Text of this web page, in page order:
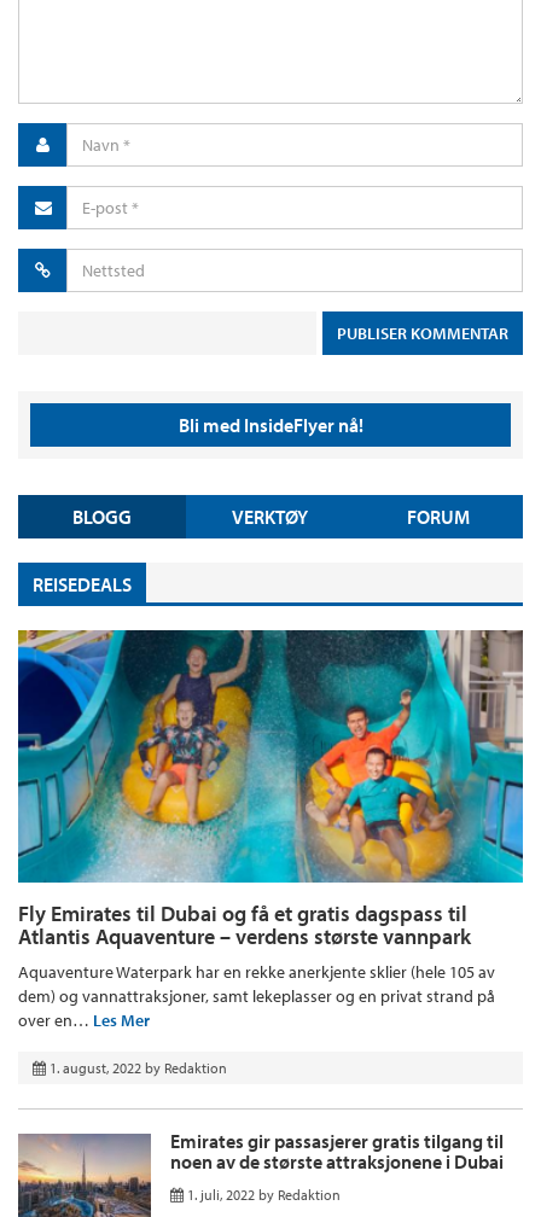
Bli med InsideFlyer nå!
BLOGG VERKTØY FORUM
REISEDEALS
Fly Emirates til Dubai og få et gratis dagspass til
Atlantis Aquaventure – verdens største vannpark
Aquaventure Waterpark har en rekke anerkjente sklier (hele 105 av
dem) og vannattraksjoner, samt lekeplasser og en privat strand på
over en… Les Mer
1. august, 2022 by Redaktion
Emirates gir passasjerer gratis tilgang til
noen av de største attraksjonene i Dubai
1. juli, 2022 by Redaktion